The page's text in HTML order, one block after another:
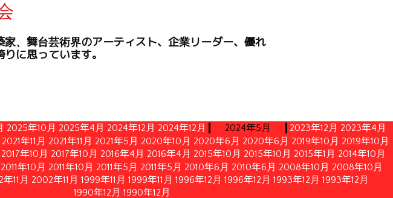
、舞台芸術界のアーティスト、企業リーダー、優れ
に思っています。
2025年10月 2025年4月 2024年12月 2024年12月 2024年5月 2023年12月 2023年4月
2021年11月 2021年11月 2021年5月 2020年10月 2020年6月 2020年6月 2019年10月 2019年10月
2017年10月 2017年10月 2016年4月 2016年4月 2015年10月 2015年10月 2015年1月 2014年10月
2011年10月 2011年10月 2011年5月 2011年5月 2010年6月 2010年6月 2008年10月 2008年10月
11月 2002年11月 1999年11月 1999年11月 1996年12月 1996年12月 1993年12月 1993年12月
1990年12月 1990年12月